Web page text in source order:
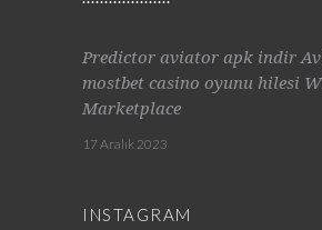
Predictor aviator apk indir
mostbet casino oyunu hilesi
Marketplace
17 Aralık 2023
INSTAGRAM